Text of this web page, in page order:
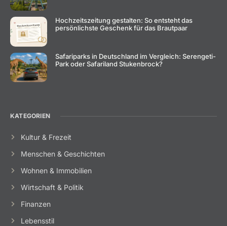
Hochzeitszeitung gestalten: So entsteht das
persönlichste Geschenk für das Brautpaar
Safariparks in Deutschland im Vergleich: Serengeti-
Park oder Safariland Stukenbrock?
KATEGORIEN
Kultur & Frezeit
Menschen & Geschichten
Wohnen & Immobilien
Wirtschaft & Politik
Finanzen
Lebensstil